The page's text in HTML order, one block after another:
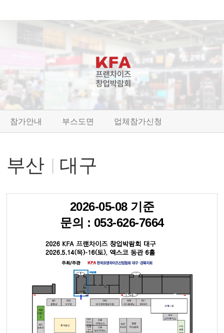
참가안내 부스도면 업체참가신청
부산 대구
2026-05-08기준
문의 : 053-626-7664